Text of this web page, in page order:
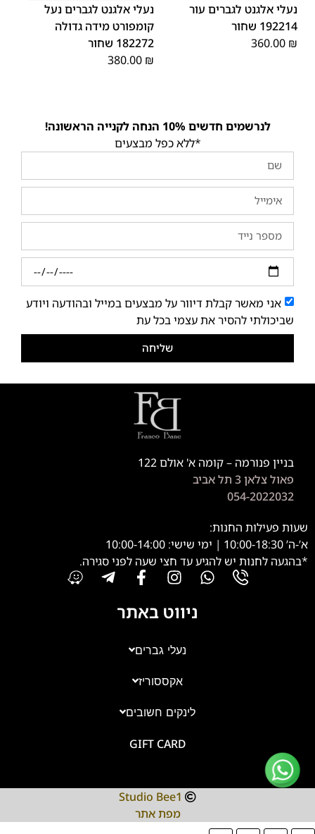
נעלי אלגנט לגברים עור
192214 שחור
360.00 ₪
נעלי אלגנט לגברים נעל
קומפורט מידה גדולה
182272 שחור
380.00 ₪
לנרשמים חדשים 10% הנחה לקנייה הראשונה!
*ללא כפל מבצעים
אני מאשר קבלת דיוור על מבצעים במייל ובהודעה ויודע
שביכולתי להסיר את עצמי בכל עת
שליחה
בניין פנורמה – קומה א' אולם 122
פאול צלאן 3 תל אביב
054-2022032
שעות פעילות החנות:
א’-ה’ 10:00-18:30 | ימי שישי: 10:00-14:00
*בהגעה לחנות יש להגיע עד חצי שעה לפני סגירה.
ניווט באתר
נעלי גברים
אקססוריז
לינקים חשובים
GIFT CARD
Studio Bee1
מפת אתר